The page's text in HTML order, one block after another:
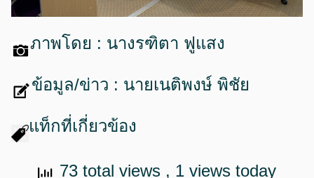
ภาพโดย : นางรฑิตา ฟูแสง
ข้อมูล/ข่าว : นายเนติพงษ์ พิชัย
แท็กที่เกี่ยวข้อง
73 total views , 1 views today